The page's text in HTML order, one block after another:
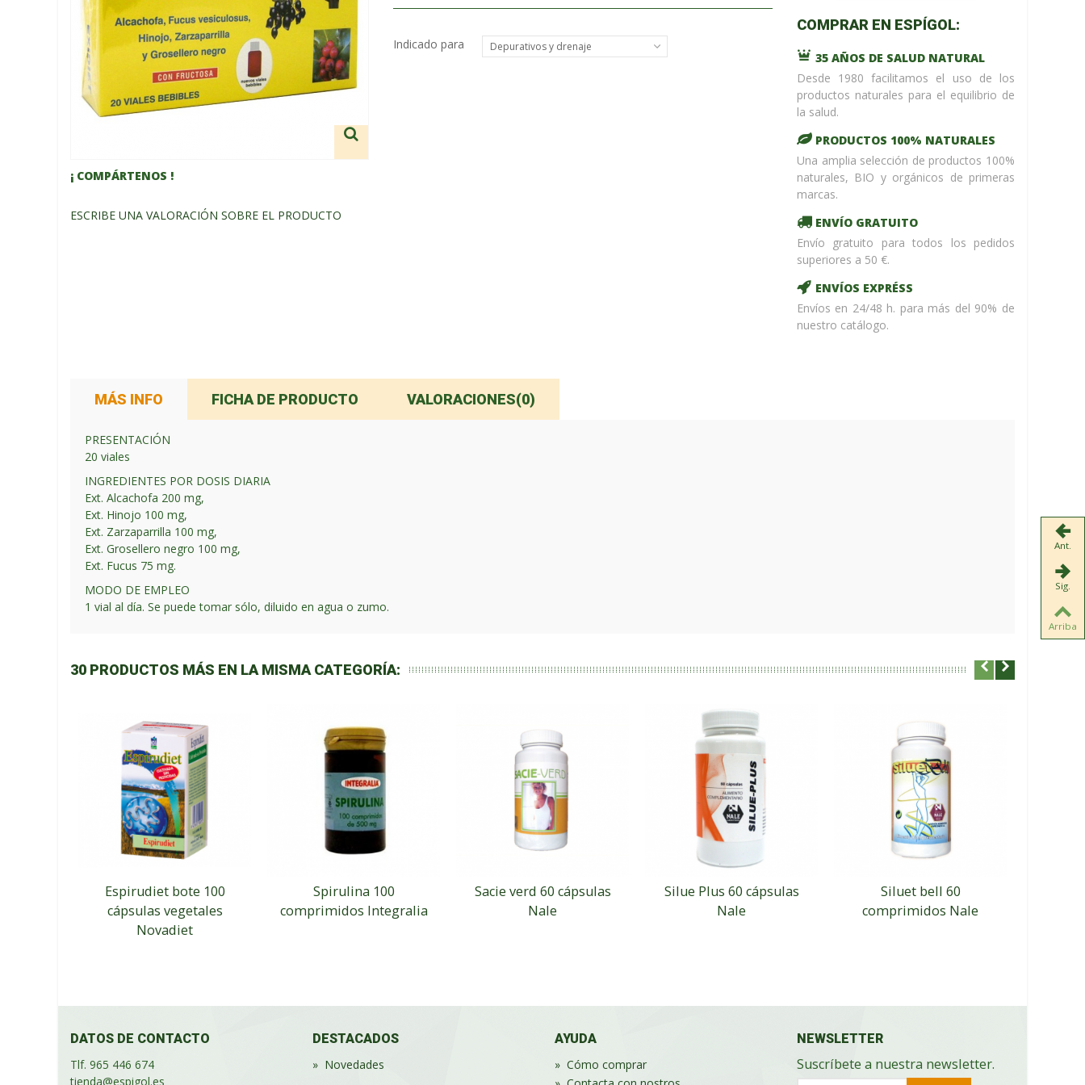
/home/upntonvr/
codeon
line 59
¡ %Dto !
¡ COMPÁRTENOS !
ESCRIBE UNA VALORACIÓN SOBRE EL PRODUCTO
Indicado para Depurativos y drenaje
COMPRAR EN ESPÍGOL:
35 AÑOS DE SALUD NATURAL
Desde 1980 facilitamos el uso de los
productos naturales para el equilibrio de
la salud.
PRODUCTOS 100% NATURALES
Una amplia selección de productos 100%
naturales, BIO y orgánicos de primeras
marcas.
ENVÍO GRATUITO
Envío gratuito para todos los pedidos
superiores a 50 €.
ENVÍOS EXPRÉSS
Envíos en 24/48 h. para más del 90% de
nuestro catálogo.
MÁS INFO FICHA DE PRODUCTO VALORACIONES(0)
PRESENTACIÓN
20 viales
INGREDIENTES POR DOSIS DIARIA
Ext. Alcachofa 200 mg,
Ext. Hinojo 100 mg,
Ext. Zarzaparrilla 100 mg,
Ext. Grosellero negro 100 mg,
Ext. Fucus 75 mg.
MODO DE EMPLEO
1 vial al día. Se puede tomar sólo, diluido en agua o zumo.
30 PRODUCTOS MÁS EN LA MISMA CATEGORÍA:
Espirudiet bote 100
cápsulas vegetales
Novadiet
Spirulina 100
comprimidos Integralia
Sacie verd 60 cápsulas
Nale
Silue Plus 60 cápsulas
Nale
Siluet bell 60
comprimidos Nale
DATOS DE CONTACTO
Tlf. 965 446 674
tienda@espigol.es
DESTACADOS
» Novedades
AYUDA
» Cómo comprar
NEWSLETTER
Suscríbete a nuestra newsletter.
Ant.
Sig.
Arriba